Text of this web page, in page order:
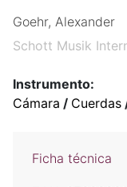
Goehr, Alexander
Schott Musik
Instrumento:
Cámara / Cuerdas
Ficha técnica